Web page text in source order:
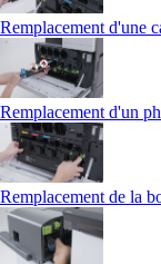
Remplacement d'une
Remplacement d'un
Remplacement de la